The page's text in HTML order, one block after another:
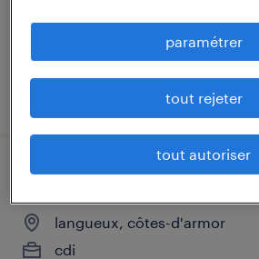
publié le 7 août 2026
responsable commerce h/f
langueux, côtes-d'armor
cdi
paramétrer
tout rejeter
tout autoriser